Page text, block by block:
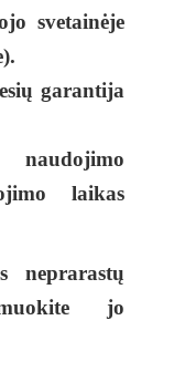
svetainėje
garantija
laikas
neprarastų
jo